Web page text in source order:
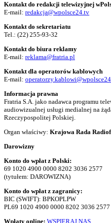
Kontakt do redakcji telewizyjnej
E-mail: redakcja@wpolsce24.tv
Kontakt do sekretariatu
Tel.: (22) 255-93-32
Kontakt do biura reklamy
E-mail: reklama@fratria.pl
Kontakt dla operatorów kablowych
E-mail:
Informacja prawna
Fratria S.A. jako nadawca programu
audiowizualnej usługi medialnej na
Rzeczypospolitej Polskiej.
Organ właściwy: Krajowa Rada
Darowizny
Konto do wpłat z Polski:
69 1020 4900 0000 8202 3036 2577
(tytułem: DAROWIZNA)
Konto do wpłat z zagranicy:
BIC (SWIFT): BPKOPLPW
PL69 1020 4900 0000 8202 3036 2577
Wpłaty online: WSPIERAJ NAS